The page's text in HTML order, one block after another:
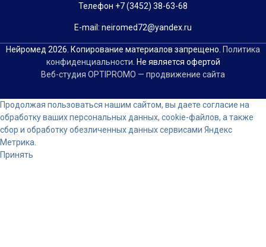
Телефон +7 (3452) 38-63-68
Е-mail: neiromed72@yandex.ru
Нейромед 2026. Копирование материалов запрещено. Политика
конфиденциальности . Не является офертой
Веб-студия OPTIPROMO — продвижение сайта
Прокрутка
вверх
Продолжая пользоваться нашим сайтом, вы даете согласие на
обработку ваших персональных данных, cookie-файлов, а также
сбор и обработку обезличенных данных сервисами Яндекс
Метрика.
Принять